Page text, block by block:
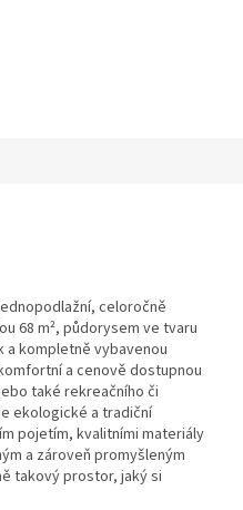
celoročně
68 m², půdorysem ve tvaru
a kompletně vybavenou
a cenově dostupnou
také rekreačního či
ekologické a tradiční
pojetím, kvalitními materiály
a zároveň promyšleným
takový prostor, jaký si